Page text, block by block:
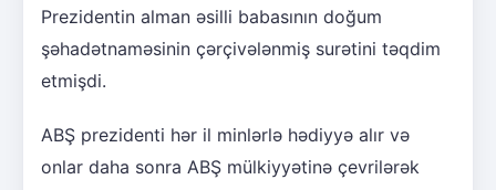
Prezidentin alman əsilli babasının doğum
şəhadətnaməsinin çərçivələnmiş surətini təqdim
etmişdi.
ABŞ prezidenti hər il minlərlə hədiyyə alır və
onlar daha sonra ABŞ mülkiyyətinə çevrilərək